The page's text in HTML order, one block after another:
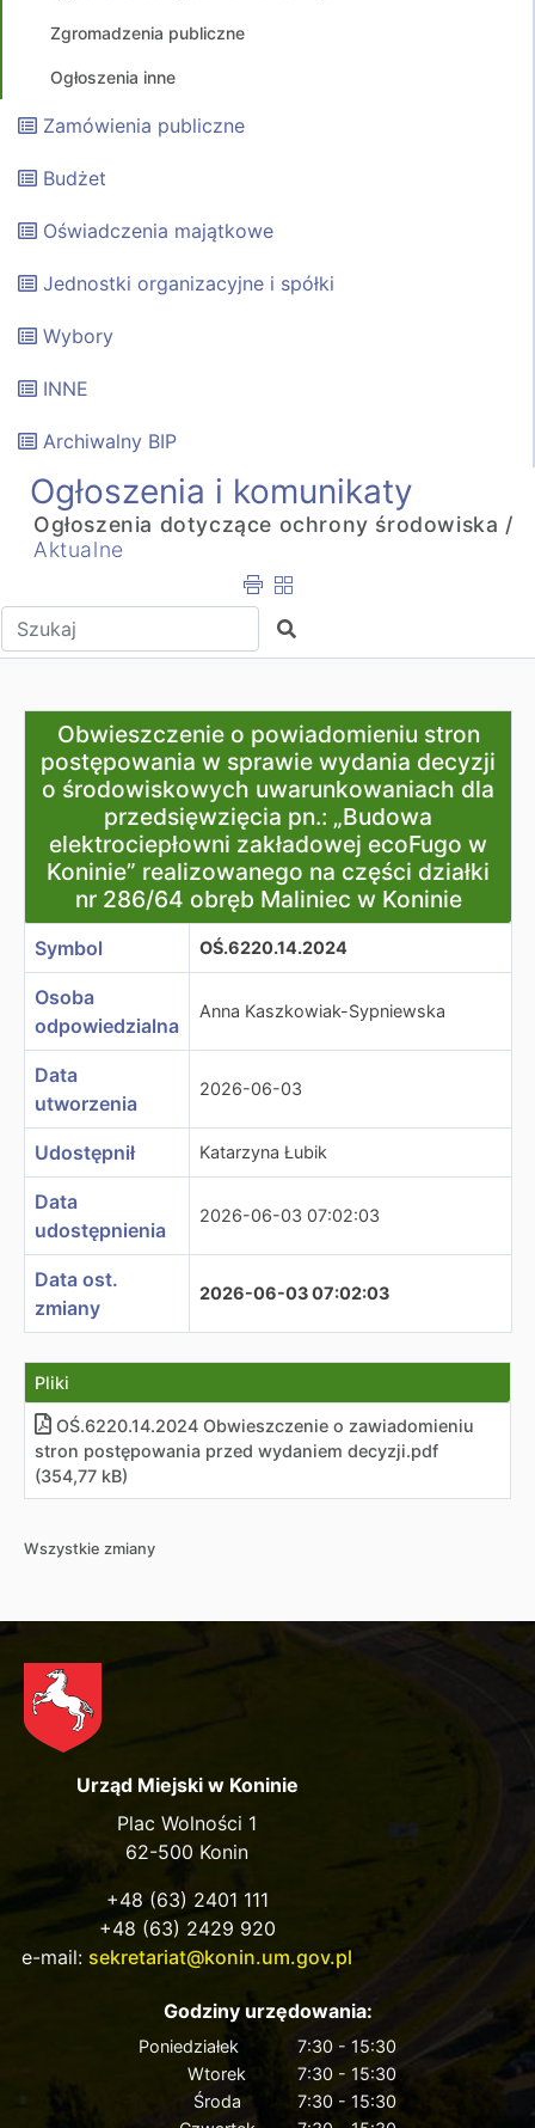
Zgromadzenia publiczne
Ogłoszenia inne
Zamówienia publiczne
Budżet
Oświadczenia majątkowe
Jednostki organizacyjne i spółki
Wybory
INNE
Archiwalny BIP
Ogłoszenia i komunikaty
Ogłoszenia dotyczące ochrony środowiska /
Aktualne
Wpisz tekst do wyszukania Szukaj
Obwieszczenie o powiadomieniu stron postępowania
Obwieszczenie o powiadomieniu stron
postępowania w sprawie wydania decyzji
o środowiskowych uwarunkowaniach dla
przedsięwzięcia pn.: „Budowa
elektrociepłowni zakładowej ecoFugo w
Koninie” realizowanego na części działki
nr 286/64 obręb Maliniec w Koninie
Symbol OŚ.6220.14.2024
Osoba
odpowiedzialna
Anna Kaszkowiak-Sypniewska
Data
utworzenia
2026-06-03
Udostępnił Katarzyna Łubik
Data
udostępnienia
2026-06-03 07:02:03
Data ost.
zmiany
2026-06-03 07:02:03
Pliki
OŚ.6220.14.2024 Obwieszczenie o zawiadomieniu
stron postępowania przed wydaniem decyzji.pdf
(354,77 kB)
Wszystkie zmiany
Urząd Miejski w Koninie
Plac Wolności 1
62-500 Konin
+48 (63) 2401 111
+48 (63) 2429 920
e-mail: sekretariat@konin.um.gov.pl
Godziny urzędowania:
Poniedziałek
7:30 - 15:30
Wtorek
7:30 - 15:30
Środa
7:30 - 15:30